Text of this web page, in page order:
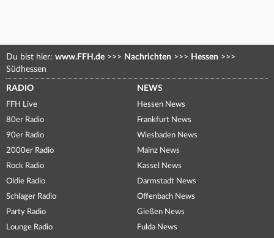
Du bist hier: www.FFH.de >>> Nachrichten >>> Hessen >>>
Südhessen
RADIO
FFH Live
80er Radio
90er Radio
2000er Radio
Rock Radio
Oldie Radio
Schlager Radio
Party Radio
Lounge Radio
NEWS
Hessen News
Frankfurt News
Wiesbaden News
Mainz News
Kassel News
Darmstadt News
Offenbach News
Gießen News
Fulda News